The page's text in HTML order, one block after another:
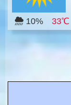
10% 33℃